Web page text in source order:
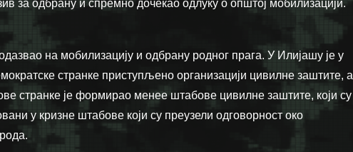
за одбрану и спремно дочекао одлуку о општој мобилизацији.
на мобилизацију и одбрану родног прага. У Илијашу је у
странке приступљено организацији цивилне заштите, а
странке је формирао менее штабове цивилне заштите, који су
у кризне штабове који су преузели одговорност око